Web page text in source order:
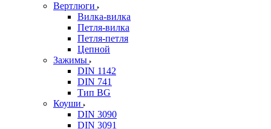
Вертлюги
Вилка-вилка
Петля-вилка
Петля-петля
Цепной
Зажимы
DIN 1142
DIN 741
Тип BG
Коуши
DIN 3090
DIN 3091